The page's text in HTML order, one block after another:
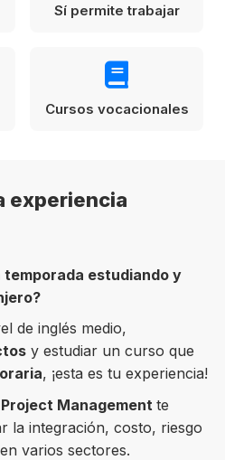
la entrada de
al Mediterráneo
de IT en Cork
Sí permite trabajar
Cursos vocacionales
experiencia
temporada estudiando y
de inglés medio,
y estudiar un curso que
, ¡esta es tu experiencia!
Management te
la integración, costo, riesgo
varios sectores.